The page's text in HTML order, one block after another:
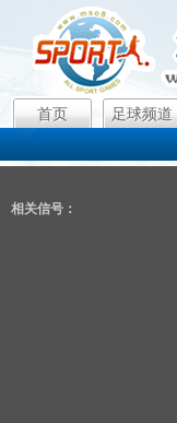
首页 足球频道
相关信号：